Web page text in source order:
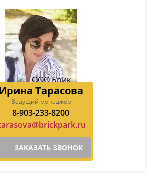
Тарасова
Ведущий менеджер
8-903-233-8200
ЗАКАЗАТЬ ЗВОНОК